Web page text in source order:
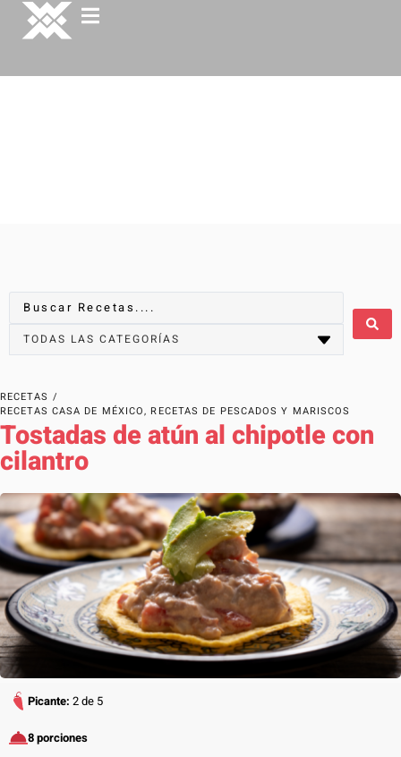
RECETAS /
RECETAS CASA DE MÉXICO, RECETAS DE PESCADOS Y MARISCOS
Tostadas de atún al chipotle con
cilantro
Picante: 2 de 5
8 porciones